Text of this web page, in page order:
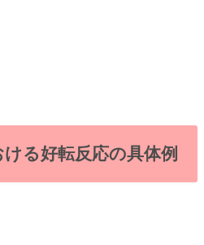
る好転反応の具体例